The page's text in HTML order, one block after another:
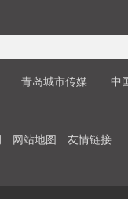
青岛城市传媒 中
网站地图 友情链接